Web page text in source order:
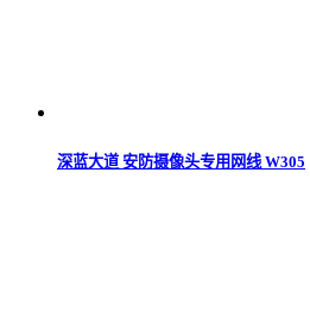
深蓝大道 安防摄像头专用网线 W305